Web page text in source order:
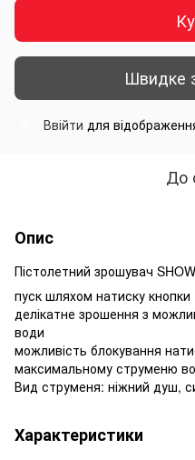
Швидке
Ввійти для
До
Опис
Пістолетний зрошувач
пуск шляхом натиску кнопки
делікатне зрошення з
води
можливість блокування
максимальному струменю
Вид струменя: ніжний душ,
Характеристики